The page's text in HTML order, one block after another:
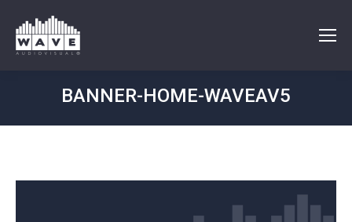
BANNER-HOME-WAVEAV5